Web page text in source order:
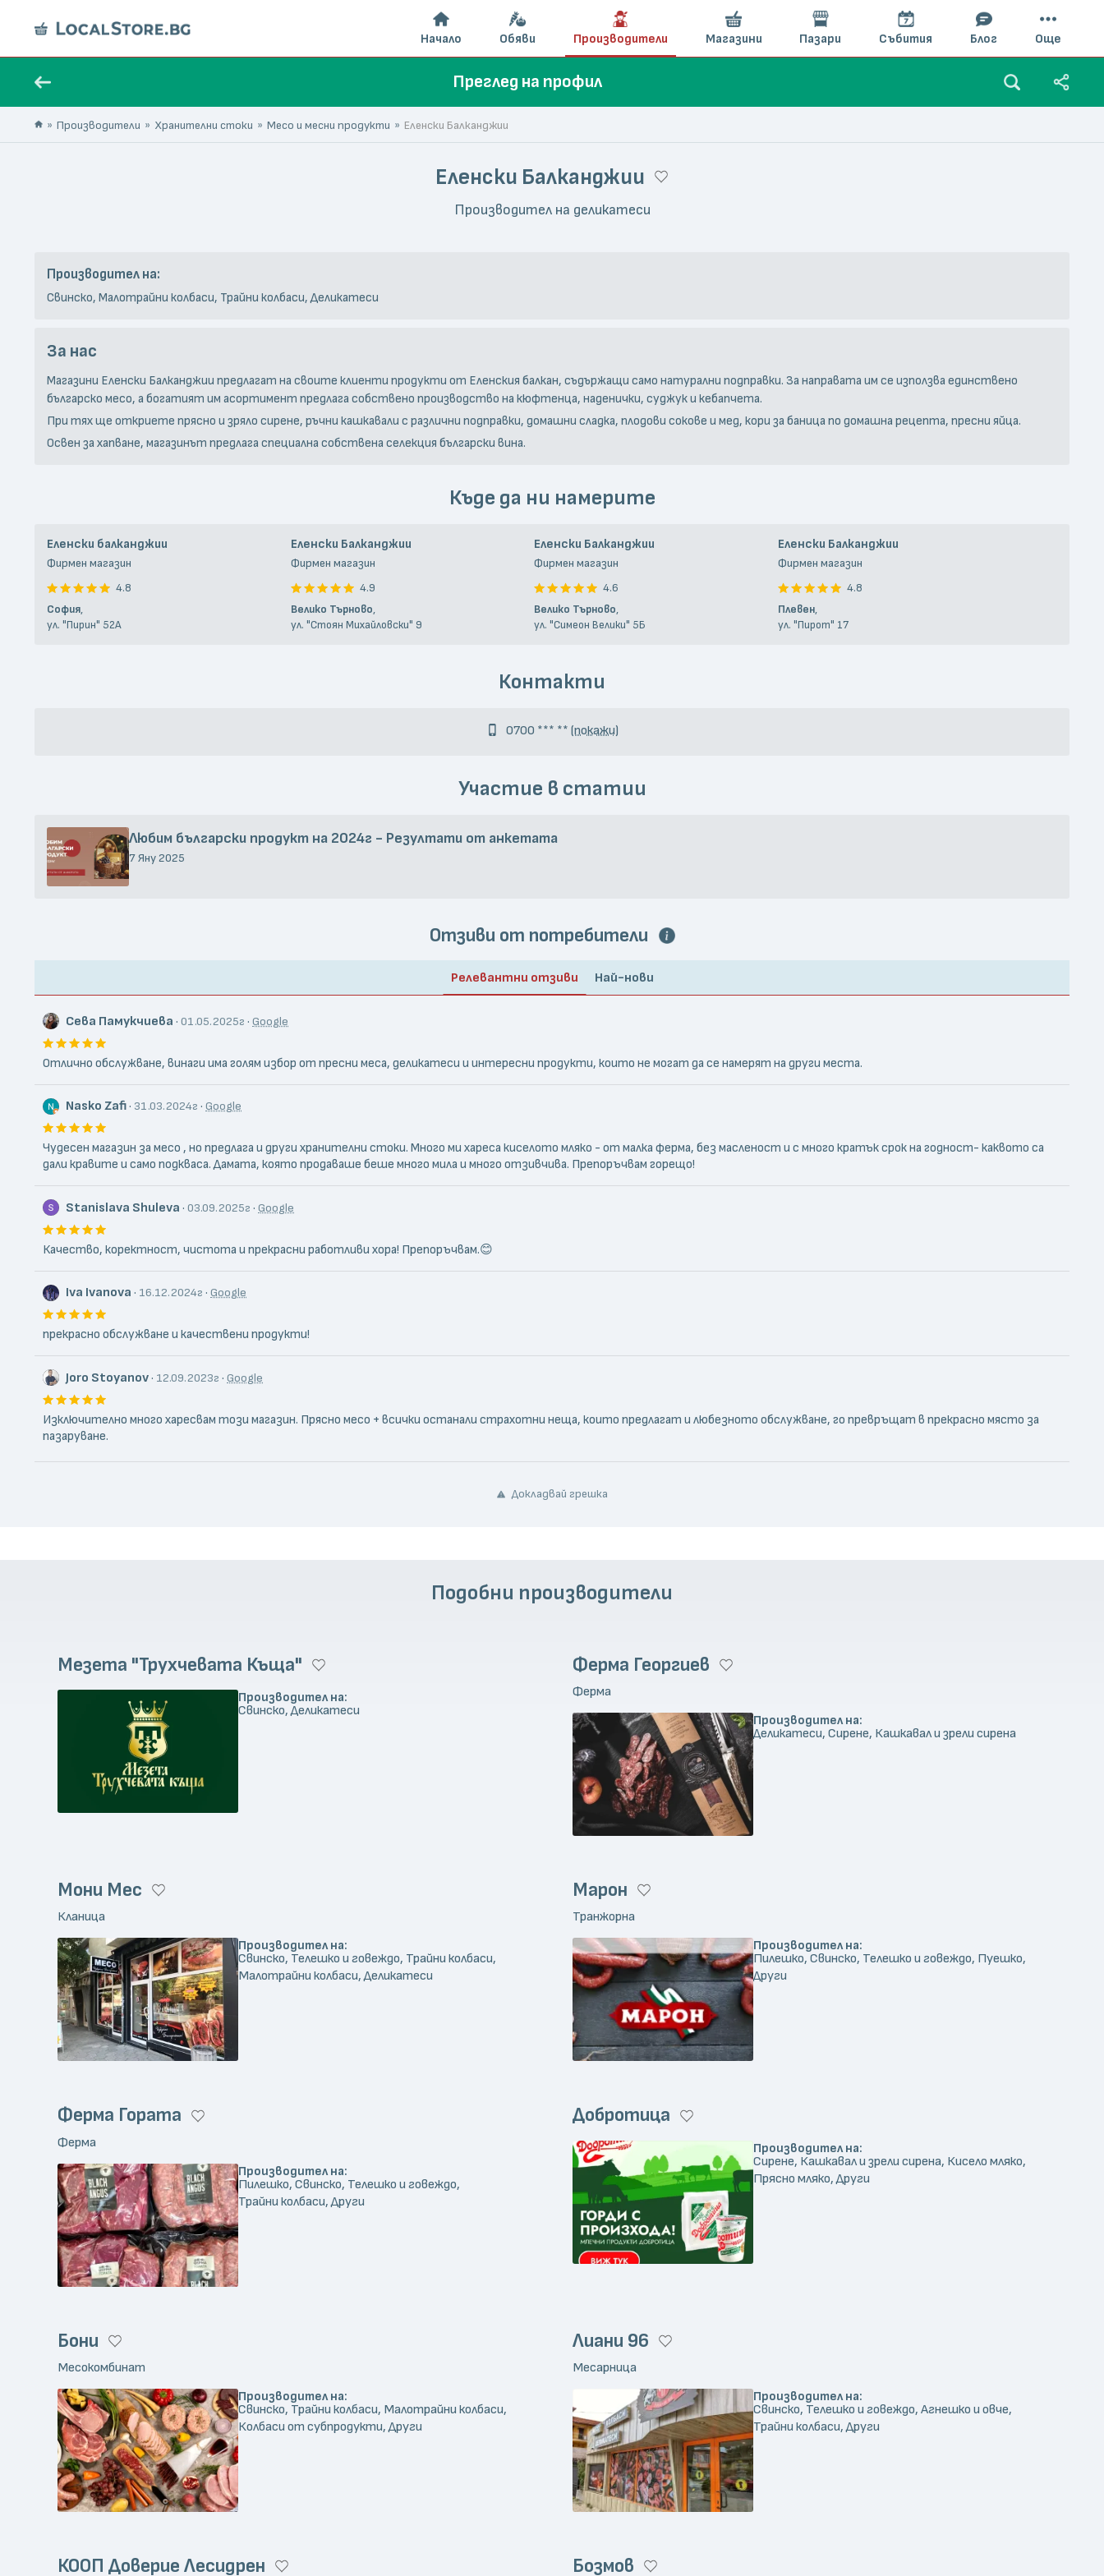
Преглед на профил
Производители Хранителни стоки Месо и месни продукти Еленски Балканджии
Еленски Балканджии
Производител на деликатеси
Производител на:
Свинско, Малотрайни колбаси, Трайни колбаси, Деликатеси
За нас
Магазини Еленски Балканджии предлагат на своите клиенти продукти от Еленския балкан, съдържащи само натурални подправки. За направата им се използва единствено
българско месо, а богатият им асортимент предлага собствено производство на кюфтенца, наденички, суджук и кебапчета.
При тях ще откриете прясно и зряло сирене, ръчни кашкавали с различни подправки, домашни сладка, плодови сокове и мед, кори за баница по домашна рецепта, пресни яйца.
Освен за хапване, магазинът предлага специална собствена селекция български вина.
Къде да ни намерите
Еленски балканджии
Фирмен магазин
4.8
София,
ул. "Пирин" 52А
Еленски Балканджии
Фирмен магазин
4.9
Велико Търново,
ул. "Стоян Михайловски" 9
Еленски Балканджии
Фирмен магазин
4.6
Велико Търново,
ул. "Симеон Велики" 5Б
Еленски Балканджии
Фирмен магазин
4.8
Плевен,
ул. "Пирот" 17
Контакти
0700 *** ** (покажи)
Участие в статии
Любим български продукт на 2024г - Резултати от анкетата
7 Яну 2025
Отзиви от потребители
Релевантни отзиви Най-нови
Сева Памукчиева · 01.05.2025г · Google
Отлично обслужване, винаги има голям избор от пресни меса, деликатеси и интересни продукти, които не могат да се намерят на други места.
Nasko Zafi· 31.03.2024г · Google
Чудесен магазин за месо , но предлага и други хранителни стоки. Много ми хареса киселото мляко - от малка ферма, без масленост и с много кратък срок на годност- каквото са
дали кравите и само подкваса. Дамата, която продаваше беше много мила и много отзивчива. Препоръчвам горещо!
Stanislava Shuleva · 03.09.2025г · Google
Качество, коректност, чистота и прекрасни работливи хора! Препоръчвам.😊
Iva Ivanova · 16.12.2024г · Google
прекрасно обслужване и качествени продукти!
Joro Stoyanov· 12.09.2023г · Google
Изключително много харесвам този магазин. Прясно месо + всички останали страхотни неща, които предлагат и любезното обслужване, го превръщат в прекрасно място за
пазаруване.
Докладвай грешка
Подобни производители
Мезета "Трухчевата Къща"
Производител на:
Свинско, Деликатеси
Ферма Георгиев
Ферма
Производител на:
Деликатеси, Сирене, Кашкавал и зрели сирена
Мони Мес
Кланица
Производител на:
Свинско, Телешко и говеждо, Трайни колбаси,
Малотрайни колбаси, Деликатеси
Марон
Транжорна
Производител на:
Пилешко, Свинско, Телешко и говеждо, Пуешко,
Други
Ферма Гората
Ферма
Производител на:
Пилешко, Свинско, Телешко и говеждо,
Трайни колбаси, Други
Добротица
Производител на:
Сирене, Кашкавал и зрели сирена, Кисело мляко,
Прясно мляко, Други
Бони
Месокомбинат
Производител на:
Свинско, Трайни колбаси, Малотрайни колбаси,
Колбаси от субпродукти, Други
Лиани 96
Месарница
Производител на:
Свинско, Телешко и говеждо, Агнешко и овче,
Трайни колбаси, Други
КООП Доверие Лесидрен Бозмов
Начало Обяви Производители Магазини Пазари Събития Блог Още